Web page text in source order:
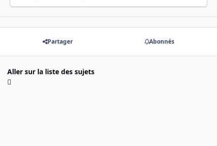
Partager Abonnés
Aller sur la liste des sujets